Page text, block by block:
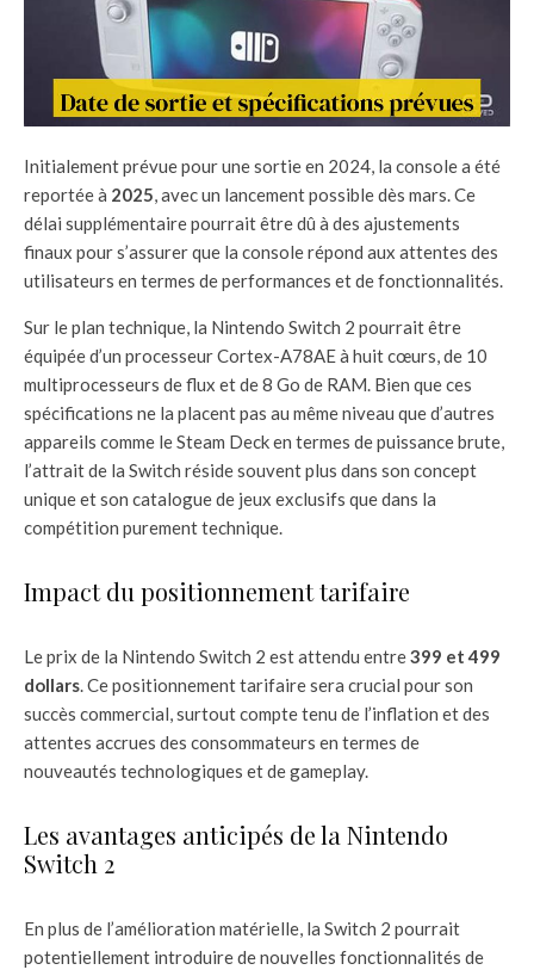
Initialement prévue pour une sortie en 2024, la console a été
reportée à 2025, avec un lancement possible dès mars. Ce
délai supplémentaire pourrait être dû à des ajustements
finaux pour s’assurer que la console répond aux attentes des
utilisateurs en termes de performances et de fonctionnalités.
Sur le plan technique, la Nintendo Switch 2 pourrait être
équipée d’un processeur Cortex-A78AE à huit cœurs, de 10
multiprocesseurs de flux et de 8 Go de RAM. Bien que ces
spécifications ne la placent pas au même niveau que d’autres
appareils comme le Steam Deck en termes de puissance brute,
l’attrait de la Switch réside souvent plus dans son concept
unique et son catalogue de jeux exclusifs que dans la
compétition purement technique.
Impact du positionnement tarifaire
Le prix de la Nintendo Switch 2 est attendu entre399 et 499
dollars. Ce positionnement tarifaire sera crucial pour son
succès commercial, surtout compte tenu de l’inflation et des
attentes accrues des consommateurs en termes de
nouveautés technologiques et de gameplay.
Les avantages anticipés de la Nintendo
Switch 2
En plus de l’amélioration matérielle, la Switch 2 pourrait
potentiellement introduire de nouvelles fonctionnalités de